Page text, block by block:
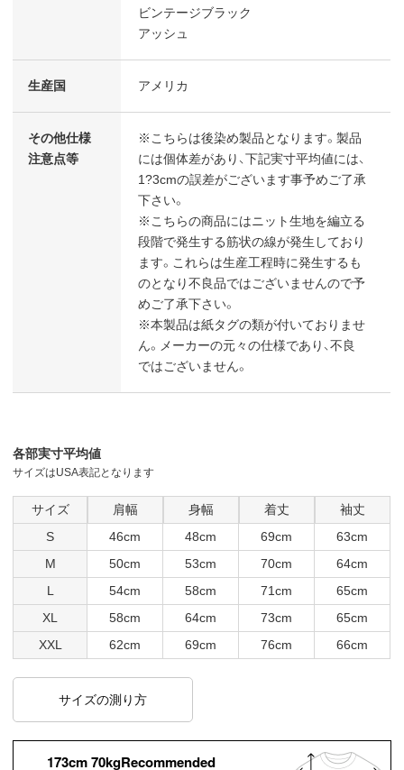
ビンテージブラック
アッシュ
生産国 アメリカ
その他仕様
注意点等
※こちらは後染め製品となります。製品
には個体差があり、下記実寸平均値には、
1?3cmの誤差がございます事予めご了承
下さい。
※こちらの商品にはニット生地を編立る
段階で発生する筋状の線が発生しており
ます。これらは生産工程時に発生するも
のとなり不良品ではございませんので予
めご了承下さい。
※本製品は紙タグの類が付いておりませ
ん。メーカーの元々の仕様であり、不良
ではございません。
各部実寸平均値
サイズはUSA表記となります
サイズ 肩幅 身幅 着丈
袖丈
S
46cm 48cm 69cm
63cm
M
50cm 53cm 70cm
64cm
L
54cm 58cm 71cm
65cm
XL
58cm 64cm 73cm
65cm
XXL
62cm 69cm 76cm 66cm
サイズの測り方
173cm 70kgRecommended